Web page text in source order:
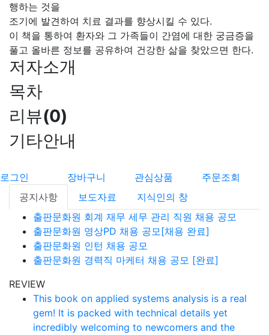
행하는 것을
조기에 발견하여 치료 결과를 향상시킬 수 있다.
이 책을 통하여 환자와 그 가족들이 간염에 대한 궁금증을
풀고 올바른 정보를 공유하여 건강한 삶을 찾았으면 한다.
저자소개
목차
리뷰(0)
기타안내
로그인 장바구니 관심상품
주문조회
공지사항
보도자료
지식인의 창
출판문화원 회계 재무 세무 관리 직원 채용 공모
출판문화원 영상PD 채용 공모[채용 완료]
출판문화원 인턴 채용 공모
출판문화원 경력직 마케터 채용 공모 [완료]
REVIEW
This book on applied systems analysis is a real
gem! It is packed with technical details yet
incredibly welcoming to newcomers and the